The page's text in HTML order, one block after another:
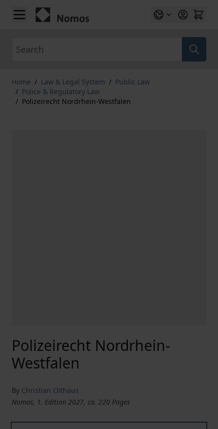
Skip to Content
Home / Law & Legal System / Public Law
/ Police & Regulatory Law
/ Polizeirecht Nordrhein-Westfalen
Polizeirecht Nordrhein-
Westfalen
By Christian Olthaus
Nomos, 1. Edition 2027, ca. 220 Pages